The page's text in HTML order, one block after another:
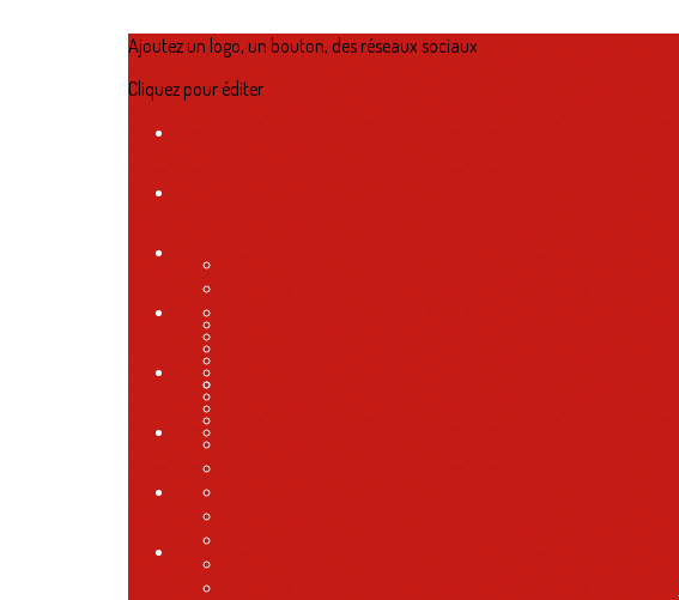
Ajoutez un logo, un bouton, des réseaux sociaux
Cliquez pour éditer